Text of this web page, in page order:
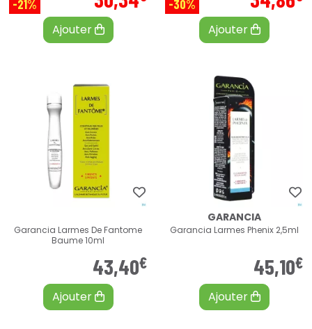
-21%
Ajouter
-30%
Ajouter
Garancia Larmes De Fantome
Baume 10ml
43,40€
Ajouter
GARANCIA
Garancia Larmes Phenix 2,5ml
45,10€
Ajouter